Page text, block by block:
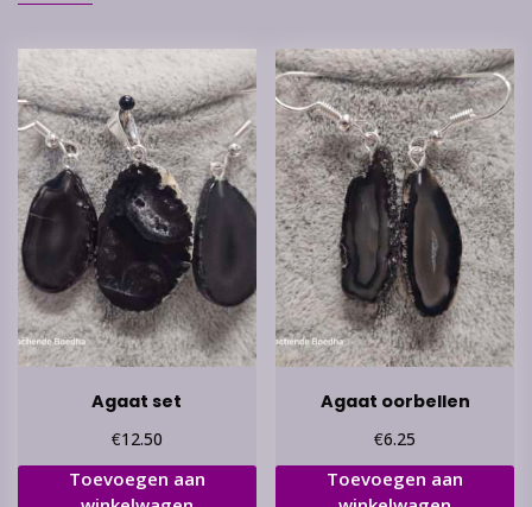
Agaat set
€12.50
Toevoegen aan
Agaat oorbellen
€6.25
Toevoegen aan